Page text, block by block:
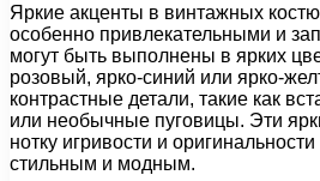
Яркие акценты в винтажных
особенно привлекательными и
могут быть выполнены в ярких
розовый, ярко-синий или ярко-
контрастные детали, такие как
или необычные пуговицы. Эти
нотку игривости и
стильным и модным.